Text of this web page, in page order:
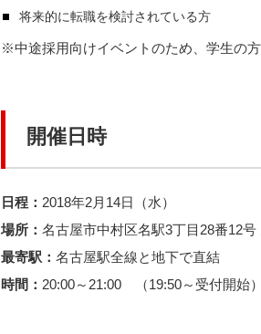
将来的に転職を検討されている方
※中途採用向けイベントのため、学生の
開催日時
日程： 2018年2月14日（水）
場所： 名古屋市中村区名駅3丁目28番12
最寄駅： 名古屋駅全線と地下で直結
時間： 20:00～21:00 （19:50～受付開始）